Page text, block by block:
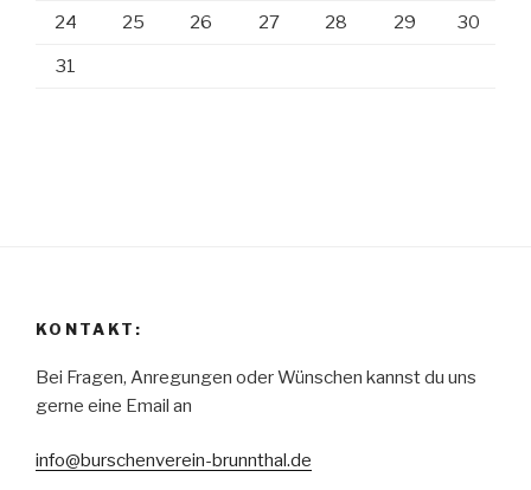
24 25 26 27 28 29 30
31
KONTAKT:
Bei Fragen, Anregungen oder Wünschen kannst du uns
gerne eine Email an
info@burschenverein-brunnthal.de